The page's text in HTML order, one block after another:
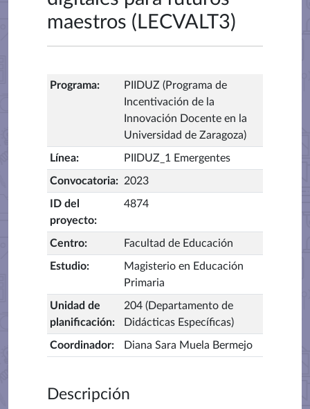
maestros (LECVALT3)
Programa:
PIIDUZ (Programa de
Incentivación de la
Innovación Docente en la
Universidad de Zaragoza)
Línea: PIIDUZ_1 Emergentes
Convocatoria: 2023
ID del
proyecto:
4874
Centro: Facultad de Educación
Estudio:
Magisterio en Educación
Primaria
Unidad de
planificación:
204 (Departamento de
Didácticas Específicas)
Coordinador: Diana Sara Muela Bermejo
Descripción